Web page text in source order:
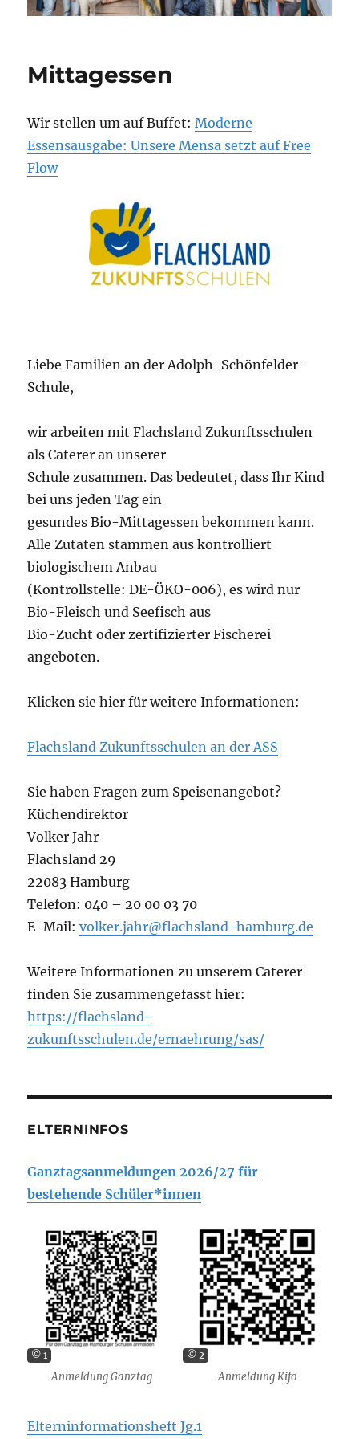
Mittagessen
Wir stellen um auf Buffet: Moderne
Essensausgabe: Unsere Mensa setzt auf Free
Flow
Liebe Familien an der Adolph-Schönfelder-
Schule,
wir arbeiten mit Flachsland Zukunftsschulen
als Caterer an unserer
Schule zusammen. Das bedeutet, dass Ihr Kind
bei uns jeden Tag ein
gesundes Bio-Mittagessen bekommen kann.
Alle Zutaten stammen aus kontrolliert
biologischem Anbau
(Kontrollstelle: DE-ÖKO-006), es wird nur
Bio-Fleisch und Seefisch aus
Bio-Zucht oder zertifizierter Fischerei
angeboten.
Klicken sie hier für weitere Informationen:
Flachsland Zukunftsschulen an der ASS
Sie haben Fragen zum Speisenangebot?
Küchendirektor
Volker Jahr
Flachsland 29
22083 Hamburg
Telefon: 040 – 20 00 03 70
E-Mail:volker.jahr@flachsland-hamburg.de
Weitere Informationen zu unserem Caterer
finden Sie zusammengefasst hier:
https://flachsland-
zukunftsschulen.de/ernaehrung/sas/
ELTERNINFOS
Ganztagsanmeldungen 2026/27 für
bestehende Schüler*innen
© 1
Anmeldung Ganztag
© 2
Anmeldung Kifo
Elterninformationsheft Jg.1